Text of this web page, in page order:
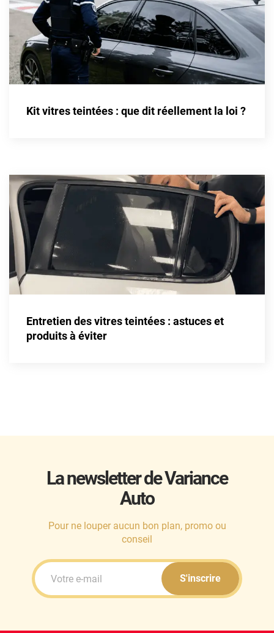
Ldv
Lexus
Ligier
Lincoln
Livan
Maserati
Maybach
Mazda
McLaren
Mercedes-Benz
Mercury
MG
MicroCar
Plymouth
Polestar
Kit vitres teintées : que dit réellement la loi ?
Entretien des vitres teintées : astuces et
produits à éviter
La newsletter de Variance
Auto
Pour ne louper aucun bon plan, promo ou
conseil
S'inscrire